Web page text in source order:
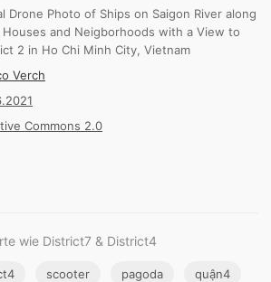
Drone Photo of Ships on Saigon River along
Houses and Neigborhoods with a View to
2 in Ho Chi Minh City, Vietnam
Verch
Commons 2.0
wie District7 & District4
scooter pagoda quận4